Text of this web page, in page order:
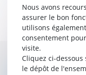
MÉDIATEUR
Nous avons
assurer le bon
utilisons
consentement
visite.
Cliquez ci-dessous
le dépôt de